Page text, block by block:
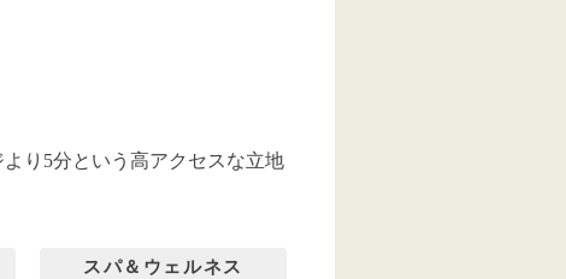
り5分という高アクセスな立地
スパ＆ウェルネス